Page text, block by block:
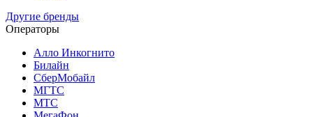
Другие бренды
Операторы
Алло Инкогнито
Билайн
СберМобайл
МГТС
МТС